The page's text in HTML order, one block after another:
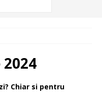
Chiar si pentru